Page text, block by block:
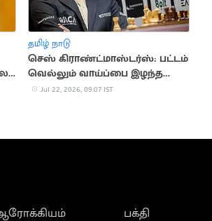
தமிழ் நாடு
செஸ் கிராண்ட்மாஸ்டர்ஸ்: பட்டம்
வெல்லும் வாய்ப்பை இழந்த
குகேஷ்
Jul 22, 2026, 09:07 IST
பக்தி